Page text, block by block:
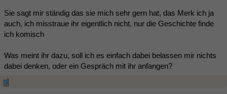
Sie sagt mir ständig das sie mich sehr gern hat, das Merk ich ja
auch, ich misstraue ihr eigentlich nicht, nur die Geschichte finde
ich komisch
Was meint ihr dazu, soll ich es einfach dabei belassen mir nichts
dabei denken, oder ein Gespräch mit ihr anfangen?